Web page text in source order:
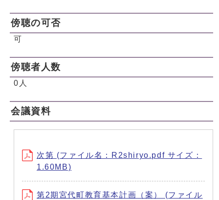
傍聴の可否
可
傍聴者人数
0人
会議資料
次第 (ファイル名：R2shiryo.pdf サイズ：
1.60MB)
第2期宮代町教育基本計画（案） (ファイル